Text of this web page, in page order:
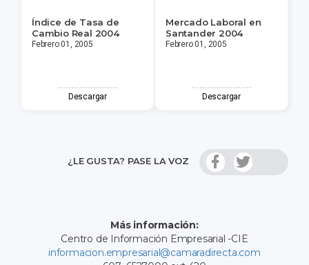
Índice de Tasa de
Cambio Real 2004
Febrero 01, 2005
Descargar
Mercado Laboral en
Santander 2004
Febrero 01, 2005
Descargar
¿LE GUSTA? PASE LA VOZ
Más información:
Centro de Información Empresarial -CIE
informacion.empresarial@camaradirecta.com